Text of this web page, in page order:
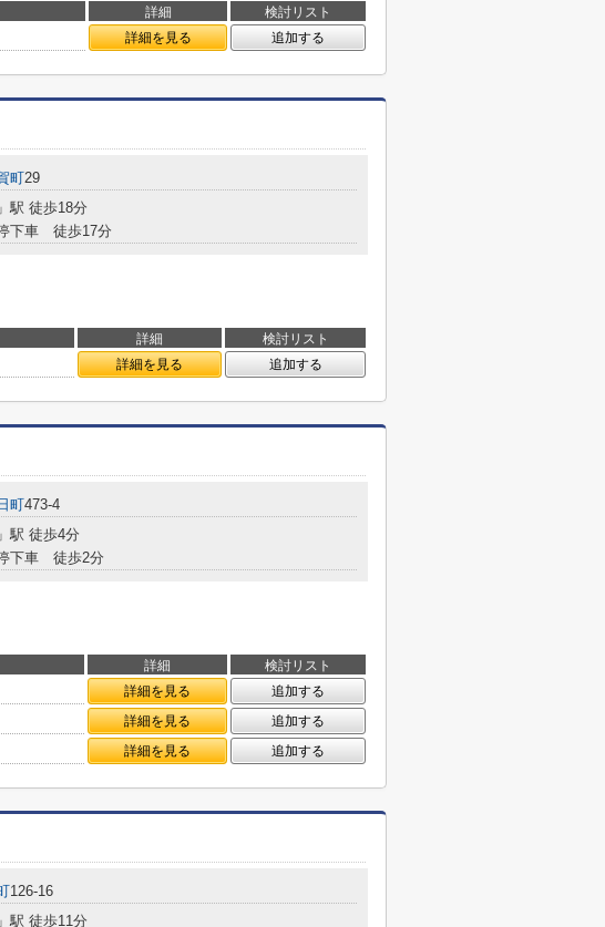
詳細 検討リスト
詳細を見る 追加する
町29
」駅 徒歩18分
下車 徒歩17分
詳細 検討リスト
詳細を見る 追加する
町473-4
」駅 徒歩4分
下車 徒歩2分
詳細 検討リスト
詳細を見る 追加する
詳細を見る 追加する
詳細を見る 追加する
126-16
」駅 徒歩11分